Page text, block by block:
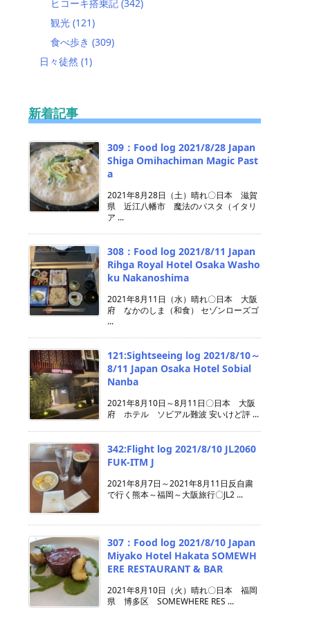
ヒコーキ搭乗記 (342)
観光 (121)
食べ歩き (309)
日々徒然 (1)
新着記事
309：Food log 2021/8/28 Japan
Shiga Omihachiman Magic Past
a
2021年8月28日（土）晴れ〇日本 滋賀
県 近江八幡市 魔法のパスタ（イタリ
ア ...
308：Food log 2021/8/11 Japan
Rihga Royal Hotel Osaka Washo
ku Nakanoshima
2021年8月11日（水）晴れ〇日本 大阪
府 なかのしま（和食） セゾンローズゴ
...
121:Sightseeing log 2021/8/10～
8/11 Japan Osaka Hotel Sobial
Nanba
2021年8月10日～8月11日〇日本 大阪
府 ホテル ソビアル難波 安いけど評 ...
342:Flight log 2021/8/10 JL2060
FUK-ITM J
2021年8月7日～2021年8月11日反自粛
で行く熊本～福岡～大阪旅行〇JL2 ...
307：Food log 2021/8/10 Japan
Miyako Hotel Hakata SOMEWH
ERE RESTAURANT & BAR
2021年8月10日（火）晴れ〇日本 福岡
県 博多区 SOMEWHERE RES ...